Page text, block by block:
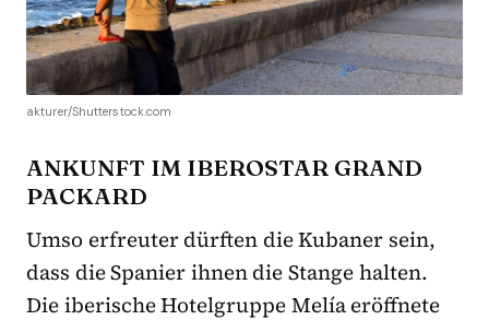
akturer/Shutterstock.com
ANKUNFT IM IBEROSTAR GRAND
PACKARD
Umso erfreuter dürften die Kubaner sein,
dass die Spanier ihnen die Stange halten.
Die iberische Hotelgruppe Melía eröffnete